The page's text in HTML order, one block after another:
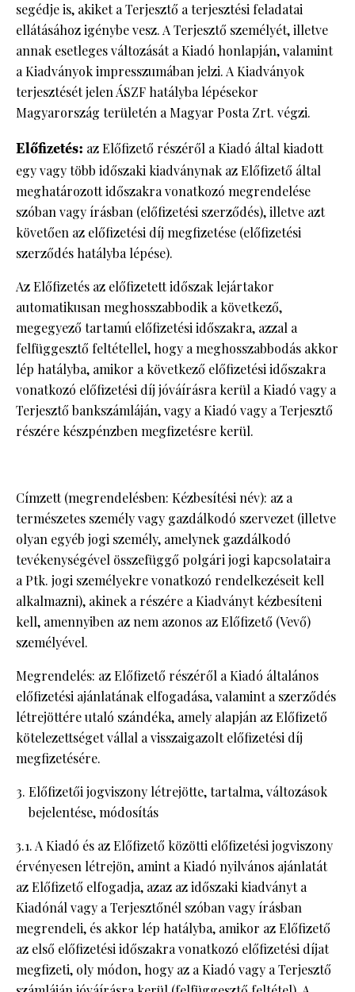
segédje is, akiket a Terjesztő a terjesztési feladatai
ellátásához igénybe vesz. A Terjesztő személyét, illetve
annak esetleges változását a Kiadó honlapján, valamint
a Kiadványok impresszumában jelzi. A Kiadványok
terjesztését jelen ÁSZF hatályba lépésekor
Magyarország területén a Magyar Posta Zrt. végzi.
Előfizetés: az Előfizető részéről a Kiadó által kiadott
egy vagy több időszaki kiadványnak az Előfizető által
meghatározott időszakra vonatkozó megrendelése
szóban vagy írásban (előfizetési szerződés), illetve azt
követően az előfizetési díj megfizetése (előfizetési
szerződés hatályba lépése).
Az Előfizetés az előfizetett időszak lejártakor
automatikusan meghosszabbodik a következő,
megegyező tartamú előfizetési időszakra, azzal a
felfüggesztő feltétellel, hogy a meghosszabbodás akkor
lép hatályba, amikor a következő előfizetési időszakra
vonatkozó előfizetési díj jóváírásra kerül a Kiadó vagy a
Terjesztő bankszámláján, vagy a Kiadó vagy a Terjesztő
részére készpénzben megfizetésre kerül.
Címzett (megrendelésben: Kézbesítési név): az a
természetes személy vagy gazdálkodó szervezet (illetve
olyan egyéb jogi személy, amelynek gazdálkodó
tevékenységével összefüggő polgári jogi kapcsolataira
a Ptk. jogi személyekre vonatkozó rendelkezéseit kell
alkalmazni), akinek a részére a Kiadványt kézbesíteni
kell, amennyiben az nem azonos az Előfizető (Vevő)
személyével.
Megrendelés: az Előfizető részéről a Kiadó általános
előfizetési ajánlatának elfogadása, valamint a szerződés
létrejöttére utaló szándéka, amely alapján az Előfizető
kötelezettséget vállal a visszaigazolt előfizetési díj
megfizetésére.
Előfizetői jogviszony létrejötte, tartalma, változások
bejelentése, módosítás
3.1. A Kiadó és az Előfizető közötti előfizetési jogviszony
érvényesen létrejön, amint a Kiadó nyilvános ajánlatát
az Előfizető elfogadja, azaz az időszaki kiadványt a
Kiadónál vagy a Terjesztőnél szóban vagy írásban
megrendeli, és akkor lép hatályba, amikor az Előfizető
az első előfizetési időszakra vonatkozó előfizetési díjat
megfizeti, oly módon, hogy az a Kiadó vagy a Terjesztő